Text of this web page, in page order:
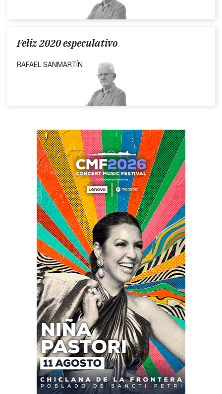
Feliz 2020 especulativo
RAFAEL SANMARTÍN